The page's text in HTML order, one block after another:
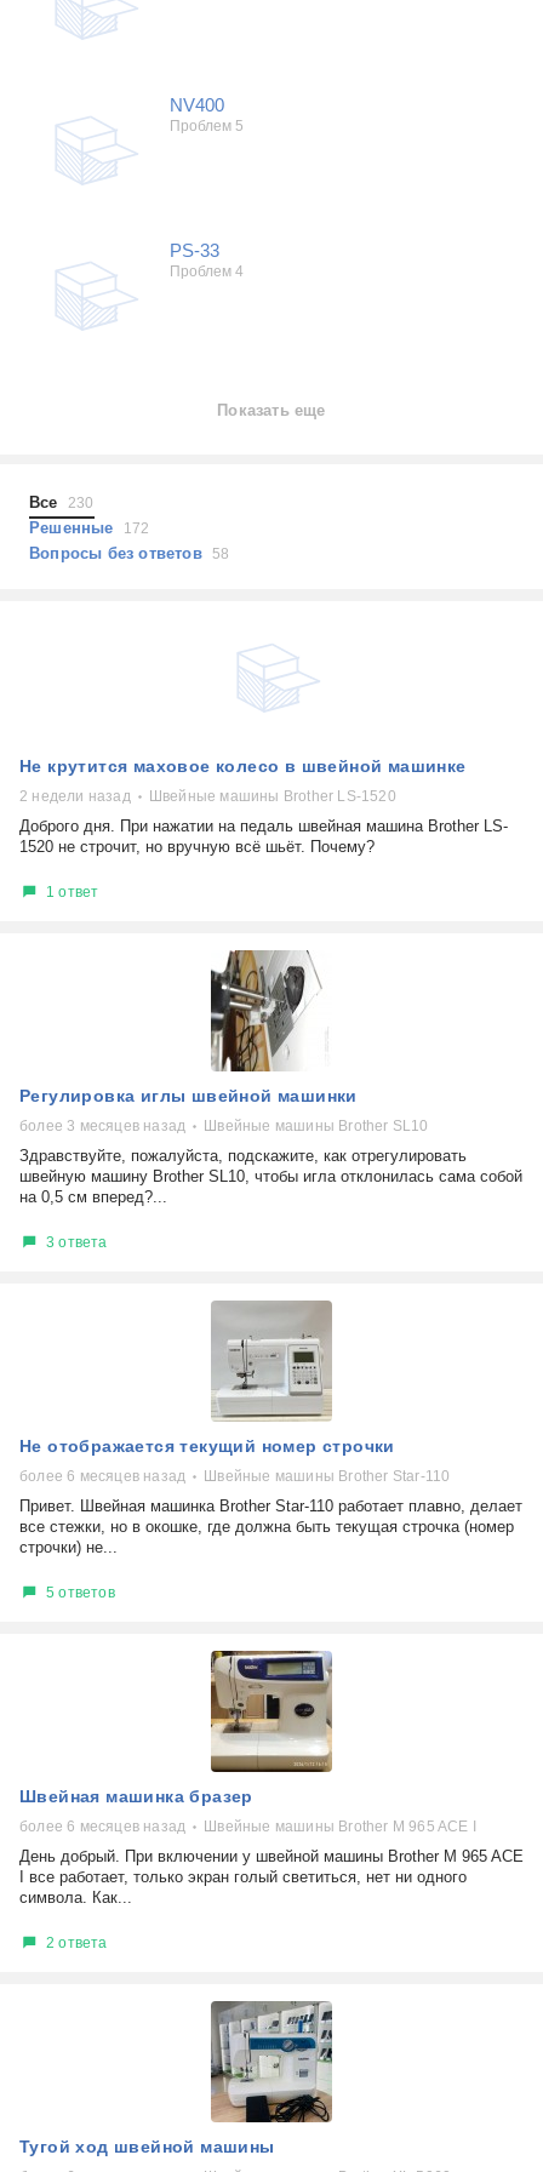
NV400
Проблем 5
PS-33
Проблем 4
Показать еще
Все 230
Решенные 172
Вопросы без ответов58
Не крутится маховое колесо в швейной машинке
2 недели назад Швейные машины Brother LS-1520
Доброго дня. При нажатии на педаль швейная машина Brother LS-
1520 не строчит, но вручную всё шьёт. Почему?
1 ответ
Регулировка иглы швейной машинки
более 3 месяцев назад Швейные машины Brother SL10
Здравствуйте, пожалуйста, подскажите, как отрегулировать
швейную машину Brother SL10, чтобы игла отклонилась сама собой
на 0,5 см вперед?...
3 ответа
Не отображается текущий номер строчки
более 6 месяцев назад Швейные машины Brother Star-110
Привет. Швейная машинка Brother Star-110 работает плавно, делает
все стежки, но в окошке, где должна быть текущая строчка (номер
строчки) не...
5 ответов
Швейная машинка бразер
более 6 месяцев назад Швейные машины Brother M 965 ACE I
День добрый. При включении у швейной машины Brother M 965 ACE
I все работает, только экран голый светиться, нет ни одного
символа. Как...
2 ответа
Тугой ход швейной машины